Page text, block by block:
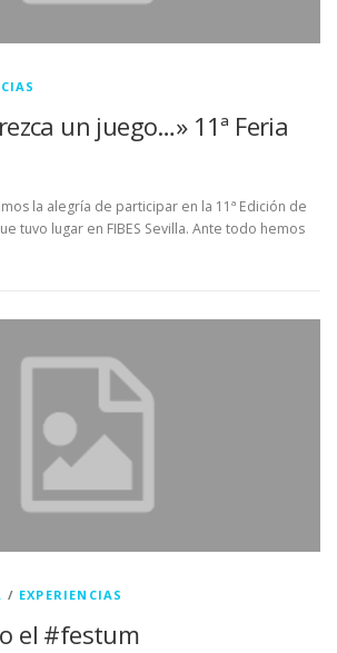
un juego…» 11ª Feria
la alegría de participar en la 11ª Edición de
tuvo lugar en FIBES Sevilla. Ante todo hemos
/ EXPERIENCIAS
el #festum